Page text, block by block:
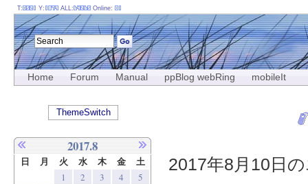
Home Forum Manual ppBlog webRing mobileIt
2017年8月10日
T: Y: ALL: Online:
ThemeSwitch
2017.8
日 月 火 水 木 金 土
1 2 3 4
5